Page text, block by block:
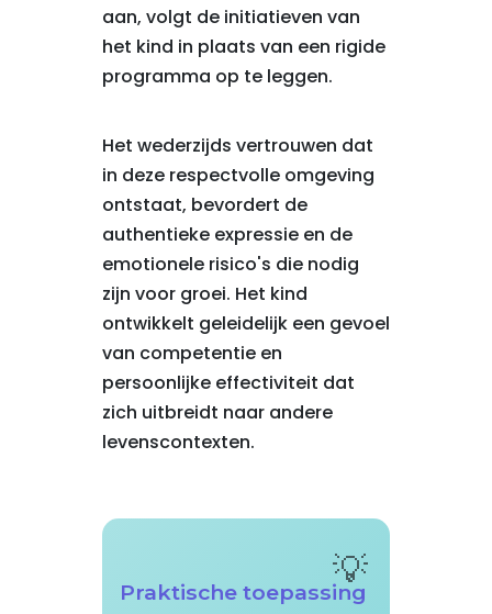
aan, volgt de initiatieven van
het kind in plaats van een rigide
programma op te leggen.
Het wederzijds vertrouwen dat
in deze respectvolle omgeving
ontstaat, bevordert de
authentieke expressie en de
emotionele risico's die nodig
zijn voor groei. Het kind
ontwikkelt geleidelijk een gevoel
van competentie en
persoonlijke effectiviteit dat
zich uitbreidt naar andere
levenscontexten.
Praktische toepassing